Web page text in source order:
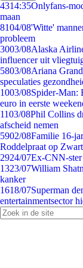
4314:35Onlyfans-
maan
8104/08'Witte'
probleem
3003/08Alaska
influencer uit
5803/08Ariana
speculaties
1003/08Spider-Man:
euro in eerste
1103/08Phil Collins
afscheid nemen
5902/08Familie 16-
Roddelpraat op
2924/07Ex-CNN-
1323/07William
kanker
1618/07Superman
entertainmentsector